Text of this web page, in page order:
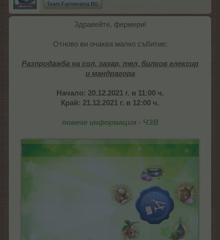
Team Farmerama BG
Здравейте, фермери!
Отново ви очаква малко събитие:
Разпродажба на сол, захар, тел, билков елексир
и мандрагора
Начало: 20.12.2021 г. в 11:00 ч.
Край: 21.12.2021 г. в 12:00 ч.
повече информация - ЧЗВ